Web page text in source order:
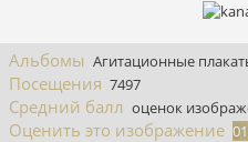
Альбомы Агитационные
Посещения 7497
Средний балл оценок
Оценить это изображение